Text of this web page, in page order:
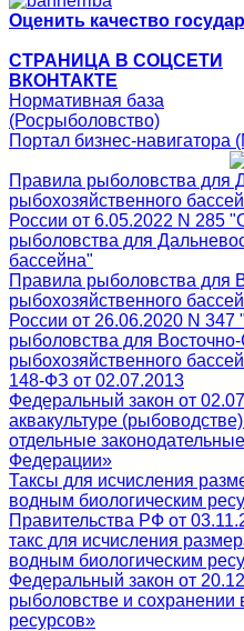
Оценить качество
СТРАНИЦА В СОЦСЕТИ
ВКОНТАКТЕ
Нормативная база
(Росрыболовство)
Портал бизнес-
Правила рыболовства для
рыбохозяйственного
России от 6.05.2022 N 285
рыболовства для
бассейна"
Правила рыболовства для
рыбохозяйственного
России от 26.06.2020 N
рыболовства для
рыбохозяйственного
148-ФЗ от 02.07.2013
Федеральный закон от
аквакультуре
отдельные
Федерации»
Таксы для исчисления
водным биологическим
Правительства РФ от
такс для исчисления
водным биологическим
Федеральный закон от
рыболовстве и сохранении
ресурсов»